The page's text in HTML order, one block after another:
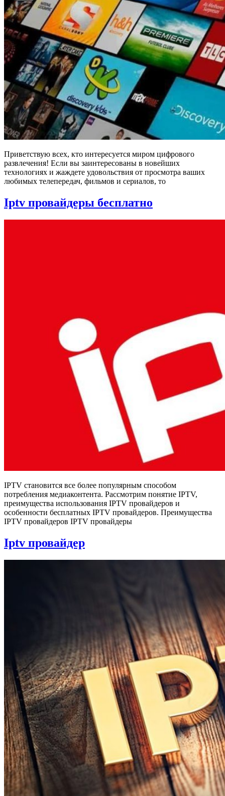
Приветствую всех, кто интересуется миром цифрового
развлечения! Если вы заинтересованы в новейших
технологиях и жаждете удовольствия от просмотра ваших
любимых телепередач, фильмов и сериалов, то
Iptv провайдеры бесплатно
IPTV становится все более популярным способом
потребления медиаконтента. Рассмотрим понятие IPTV,
преимущества использования IPTV провайдеров и
особенности бесплатных IPTV провайдеров. Преимущества
IPTV провайдеров IPTV провайдеры
Iptv провайдер